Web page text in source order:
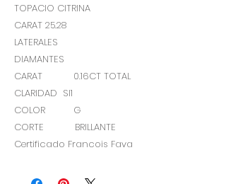
TOPACIO CITRINA
CARAT 25.28
LATERALES
DIAMANTES
CARAT 0.16CT TOTAL
CLARIDAD SI1
COLOR G
CORTE BRILLANTE
Certificado Francois Fava